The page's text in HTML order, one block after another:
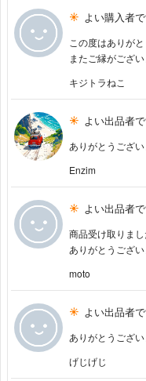
よい購入者
この度はありがと
またご縁がござ
キジトラねこ
よい出品者
ありがとうござ
Enzim
よい出品者
商品受け取りま
ありがとうござい
moto
よい出品者
ありがとうござい
げじげじ